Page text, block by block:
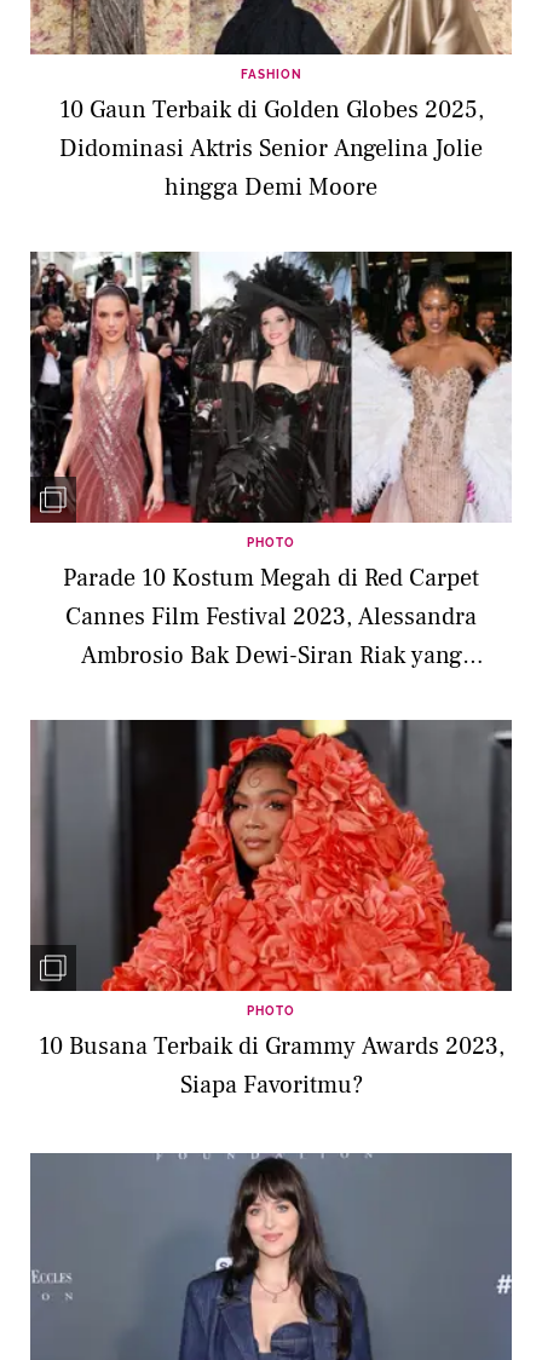
FASHION
10 Gaun Terbaik di Golden Globes 2025,
Didominasi Aktris Senior Angelina Jolie
hingga Demi Moore
PHOTO
Parade 10 Kostum Megah di Red Carpet
Cannes Film Festival 2023, Alessandra
Ambrosio Bak Dewi-Siran Riak yang
PHOTO
10 Busana Terbaik di Grammy Awards 2023,
Siapa Favoritmu?